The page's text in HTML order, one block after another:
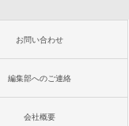
お問い合わせ
編集部へのご連絡
会社概要